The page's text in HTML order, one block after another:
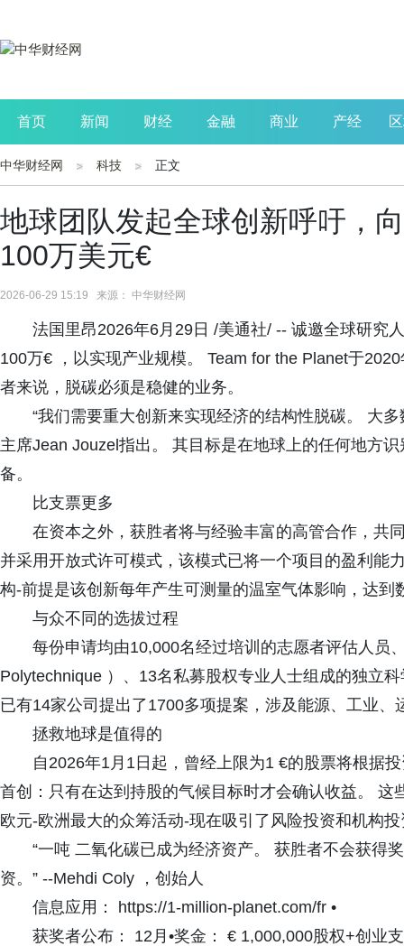
首页 新闻 财经 金融 商业 产经
公司 生活 读书
中华财经网 科技 正文
地球团队发起全球创新呼吁，
100万美元€
2026-06-29 15:19 来源： 中华财经网
法国里昂2026年6月29日 /美通社/ -- 诚邀全球研究
100万€ ，以实现产业规模。 Team for the Planet于
者来说，脱碳必须是稳健的业务。
“我们需要重大创新来实现经济的结构性脱碳。 大
主席Jean Jouzel指出。 其目标是在地球上的任何地方
备。
比支票更多
在资本之外，获胜者将与经验丰富的高管合作，共
并采用开放式许可模式，该模式已将一个项目的盈利能
构-前提是该创新每年产生可测量的温室气体影响，达到
与众不同的选拔过程
每份申请均由10,000名经过培训的志愿者评估人员
Polytechnique ）、13名私募股权专业人士组成的独立
已有14家公司提出了1700多项提案，涉及能源、工业、
拯救地球是值得的
自2026年1月1日起，曾经上限为1 €的股票将根据
首创：只有在达到持股的气候目标时才会确认收益。
欧元-欧洲最大的众筹活动-现在吸引了风险投资和机构
“一吨 二氧化碳已成为经济资产。 获胜者不会获得
资。” --Mehdi Coly ，创始人
信息应用： https://1-million-planet.com/fr •
获奖者公布： 12月•奖金： € 1,000,000股权+创业